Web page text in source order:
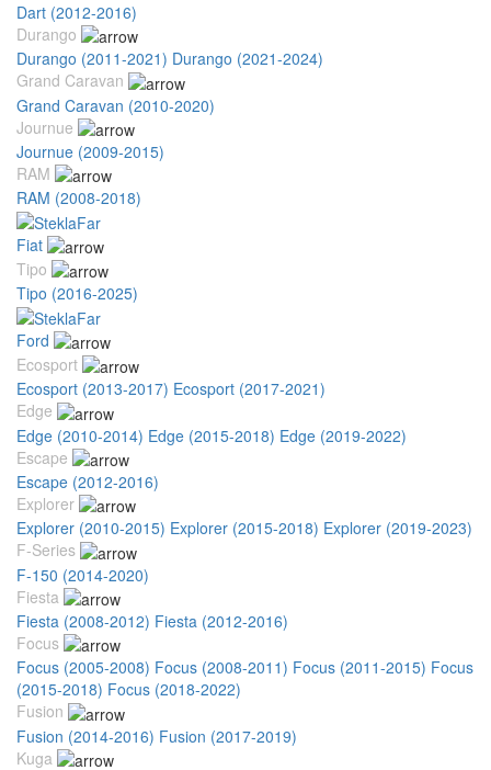
Dart (2012-2016)
Durango
Durango (2011-2021) Durango (2021-2024)
Grand Caravan
Grand Caravan (2010-2020)
Journue
Journue (2009-2015)
RAM
RAM (2008-2018)
Fiat
Tipo
Tipo (2016-2025)
Ford
Ecosport
Ecosport (2013-2017) Ecosport (2017-2021)
Edge
Edge (2010-2014) Edge (2015-2018) Edge (2019-2022)
Escape
Escape (2012-2016)
Explorer
Explorer (2010-2015) Explorer (2015-2018) Explorer (2019-2023)
F-Series
F-150 (2014-2020)
Fiesta
Fiesta (2008-2012) Fiesta (2012-2016)
Focus
Focus (2005-2008) Focus (2008-2011) Focus (2011-2015) Focus
(2015-2018) Focus (2018-2022)
Fusion
Fusion (2014-2016) Fusion (2017-2019)
Kuga